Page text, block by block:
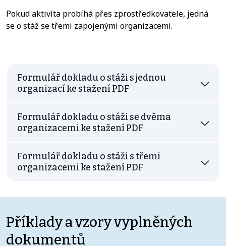
Pokud aktivita probíhá přes zprostředkovatele, jedná
se o stáž se třemi zapojenými organizacemi.
Formulář dokladu o stáži s jednou
organizací ke stažení PDF
Formulář dokladu o stáži se dvěma
organizacemi ke stažení PDF
Formulář dokladu o stáži s třemi
organizacemi ke stažení PDF
Příklady a vzory vyplněných
dokumentů